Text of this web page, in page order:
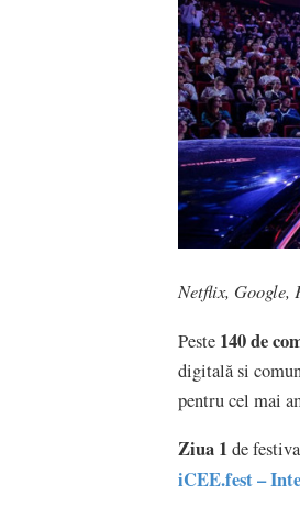
Netflix, Google,
Peste 140 de
digitală si
pentru cel mai
Ziua 1de
iCEE.fest –